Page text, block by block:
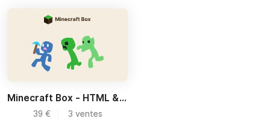
Minecraft Box - HTML & UI Kit
39 € 3 ventes